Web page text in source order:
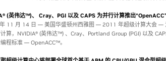
(英伟达™)、 Cray、PGI 以及 CAPS 为并行计算推出
11 月 14 日 — 美国华盛顿州西雅图 — 2011 年超级计算大会 —
算，NVIDIA® (英伟达™) 、Cray、Portland Group (PGI) 以及
程标准 — OpenACC™。